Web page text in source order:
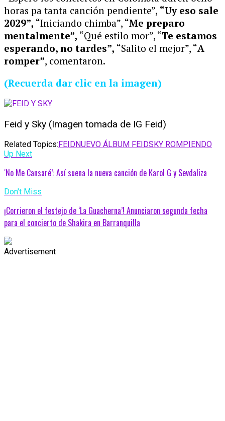
horas pa tanta canción pendiente”, “Uy eso sale
2029”, “Iniciando chimba”, “Me preparo
mentalmente”, “Qué estilo mor”, “Te estamos
esperando, no tardes”, “Salito el mejor”, “A
romper”, comentaron.
(Recuerda dar clic en la imagen)
Feid y Sky (Imagen tomada de IG Feid)
Related Topics:FEIDNUEVO ÁLBUM FEIDSKY ROMPIENDO
Up Next
‘No Me Cansaré’: Así suena la nueva canción de Karol G y Sevdaliza
Don't Miss
¡Corrieron el festejo de ‘La Guacherna’! Anunciaron segunda fecha
para el concierto de Shakira en Barranquilla
Advertisement